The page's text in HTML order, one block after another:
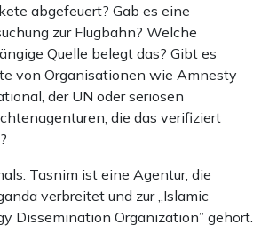
Monatlich
unterstützen
Pay
Pay
abgefeuert? Gab es eine
zur Flugbahn? Welche
Quelle belegt das? Gibt es
von Organisationen wie Amnesty
der UN oder seriösen
die das verifiziert
Tasnim ist eine Agentur, die
verbreitet und zur „Islamic
Dissemination Organization” gehört.